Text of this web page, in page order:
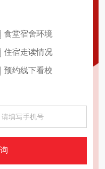
食堂宿舍环境
住宿走读情况
预约线下看校